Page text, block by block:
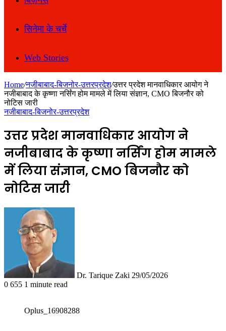
सिनेमा के चर्चे
Web Stories
Home/नजीबाबाद-बिजनोर-उत्तरप्रदेश/उत्तर प्रदेश मानवाधिकार आयोग ने
नजीबाबाद के कृष्णा नर्सिंग होम मामले में लिया संज्ञान, CMO बिजनौर को
नोटिस जारी
नजीबाबाद-बिजनोर-उत्तरप्रदेश
उत्तर प्रदेश मानवाधिकार आयोग ने
नजीबाबाद के कृष्णा नर्सिंग होम मामले
में लिया संज्ञान, CMO बिजनौर को
नोटिस जारी
Dr. Tarique Zaki 29/05/2026
0 655 1 minute read
Oplus_16908288